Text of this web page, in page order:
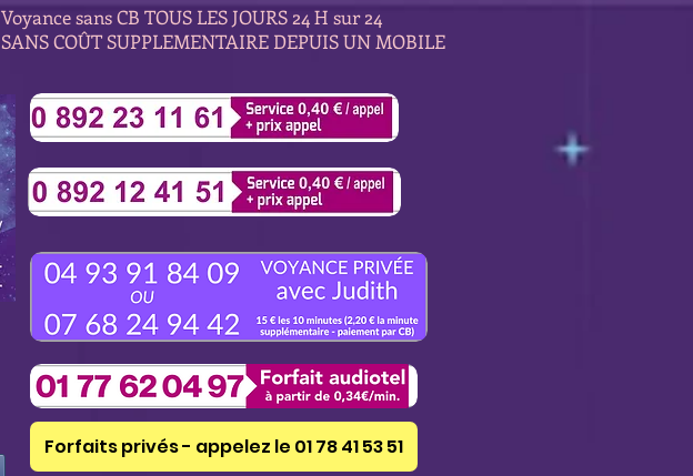
Voyance sans CB TOUS LES JOURS 24 H sur 24
SANS COÛT SUPPLEMENTAIRE DEPUIS UN MOBILE
Forfaits privés - appelez le 01 78 41 53 51